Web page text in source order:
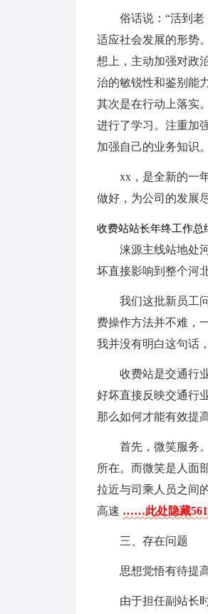
俗话说：“活到
适应社会发展的形势
想上，主动加强对政
治的敏锐性和鉴别能
其次是在行动上落实
进行了学习。注重加
加强自己的业务知识。
xx，是全新的一
做好，为公司的发展
收费站站长年终工作总
涞源主线站地处
坏直接影响到整个河
我们这批新员工
费操作方法并不难，
我并没有明白这句话
收费站是交通行
好坏直接反映交通行
那么如何才能有效提
首先，微笑服务
所在。而微笑是人面
拉近与司乘人员之间
高速 ……此处隐藏
三、存在问题
思想觉悟有待提
由于担任副站长